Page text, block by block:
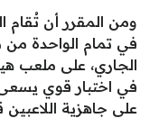
ومن المقرر أن تُقام
الجاري، على ملعب
في اختبار قوي يسعى
على جاهزية اللاعبين